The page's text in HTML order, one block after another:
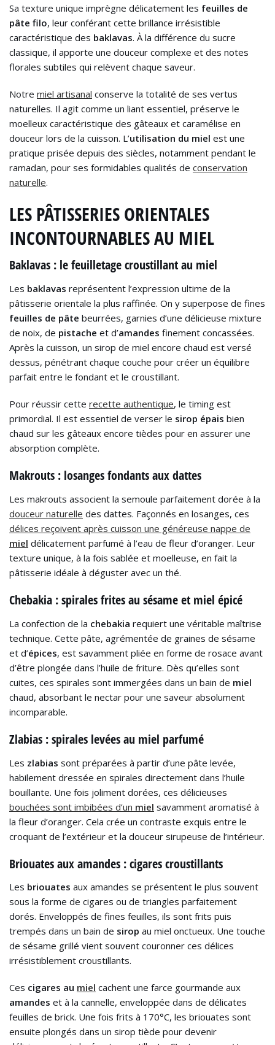
Sa texture unique imprègne délicatement les feuilles de
pâte filo, leur conférant cette brillance irrésistible
caractéristique des baklavas. À la différence du sucre
classique, il apporte une douceur complexe et des notes
florales subtiles qui relèvent chaque saveur.
Notre miel artisanal conserve la totalité de ses vertus
naturelles. Il agit comme un liant essentiel, préserve le
moelleux caractéristique des gâteaux et caramélise en
douceur lors de la cuisson. L’utilisation du miel est une
pratique prisée depuis des siècles, notamment pendant le
ramadan, pour ses formidables qualités de conservation
naturelle.
LES PÂTISSERIES ORIENTALES
INCONTOURNABLES AU MIEL
Baklavas : le feuilletage croustillant au miel
Les baklavas représentent l’expression ultime de la
pâtisserie orientale la plus raffinée. On y superpose de fines
feuilles de pâte beurrées, garnies d’une délicieuse mixture
de noix, de pistache et d’amandes finement concassées.
Après la cuisson, un sirop de miel encore chaud est versé
dessus, pénétrant chaque couche pour créer un équilibre
parfait entre le fondant et le croustillant.
Pour réussir cette recette authentique, le timing est
primordial. Il est essentiel de verser le sirop épais bien
chaud sur les gâteaux encore tièdes pour en assurer une
absorption complète.
Makrouts : losanges fondants aux dattes
Les makrouts associent la semoule parfaitement dorée à la
douceur naturelle des dattes. Façonnés en losanges, ces
délices reçoivent après cuisson une généreuse nappe de
miel délicatement parfumé à l’eau de fleur d’oranger. Leur
texture unique, à la fois sablée et moelleuse, en fait la
pâtisserie idéale à déguster avec un thé.
Chebakia : spirales frites au sésame et miel épicé
La confection de la chebakia requiert une véritable maîtrise
technique. Cette pâte, agrémentée de graines de sésame
et d’épices, est savamment pliée en forme de rosace avant
d’être plongée dans l’huile de friture. Dès qu’elles sont
cuites, ces spirales sont immergées dans un bain de miel
chaud, absorbant le nectar pour une saveur absolument
incomparable.
Zlabias : spirales levées au miel parfumé
Les zlabias sont préparées à partir d’une pâte levée,
habilement dressée en spirales directement dans l’huile
bouillante. Une fois joliment dorées, ces délicieuses
bouchées sont imbibées d’un miel savamment aromatisé à
la fleur d’oranger. Cela crée un contraste exquis entre le
croquant de l’extérieur et la douceur sirupeuse de l’intérieur.
Briouates aux amandes : cigares croustillants
Les briouates aux amandes se présentent le plus souvent
sous la forme de cigares ou de triangles parfaitement
dorés. Enveloppés de fines feuilles, ils sont frits puis
trempés dans un bain de sirop au miel onctueux. Une touche
de sésame grillé vient souvent couronner ces délices
irrésistiblement croustillants.
Ces cigares au miel cachent une farce gourmande aux
amandes et à la cannelle, enveloppée dans de délicates
feuilles de brick. Une fois frits à 170°C, les briouates sont
ensuite plongés dans un sirop tiède pour devenir